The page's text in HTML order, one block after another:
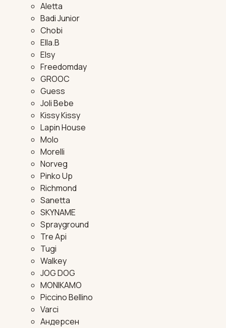
Aletta
Badi Junior
Chobi
Ella.B
Elsy
Freedomday
GROOC
Guess
Joli Bebe
Kissy Kissy
Lapin House
Molo
Morelli
Norveg
Pinko Up
Richmond
Sanetta
SKYNAME
Sprayground
Tre Api
Tugi
Walkey
JOG DOG
MONIKAMO
Piccino Bellino
Varci
Андерсен